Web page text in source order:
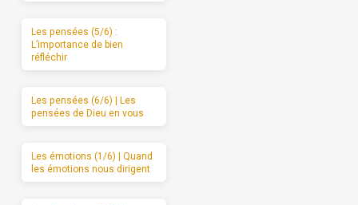
Les pensées (5/6) :
L’importance de bien
réfléchir
Les pensées (6/6) | Les
pensées de Dieu en vous
Les émotions (1/6) | Quand
les émotions nous dirigent